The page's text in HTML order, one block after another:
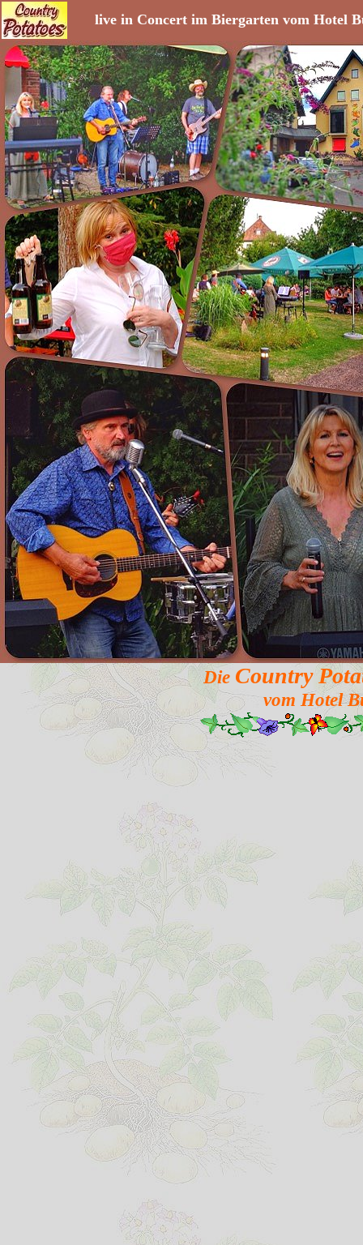
live in Concert im Biergarten vom Hotel
Die Country
vom Hotel